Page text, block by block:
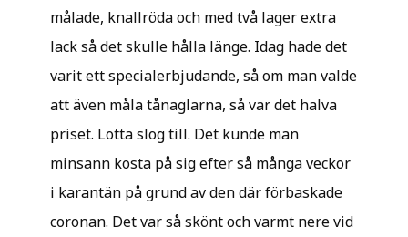
målade, knallröda och med två lager extra
lack så det skulle hålla länge. Idag hade det
varit ett specialerbjudande, så om man valde
att även måla tånaglarna, så var det halva
priset. Lotta slog till. Det kunde man
minsann kosta på sig efter så många veckor
i karantän på grund av den där förbaskade
coronan. Det var så skönt och varmt nere vid